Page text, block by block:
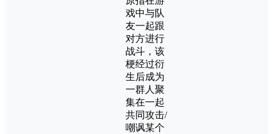
戏中与队
友一起跟
对方进行
战斗，该
梗经过衍
生后成为
一群人聚
集在一起
共同攻击/
嘲讽某个